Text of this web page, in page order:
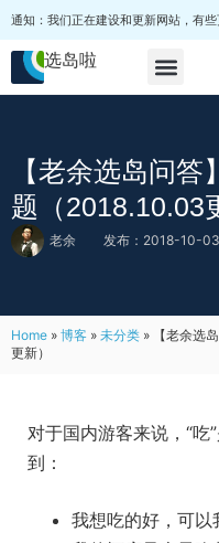
通知：我们正在建设和更新网站，有些
选岛啦
【老余选岛问
题（2018.10.03
老余 发布：2018-10-03
Home » 博客 » 未分类 »
【老余选
更新）
对于国内游客来说，“吃
到：
我想吃的好，可以